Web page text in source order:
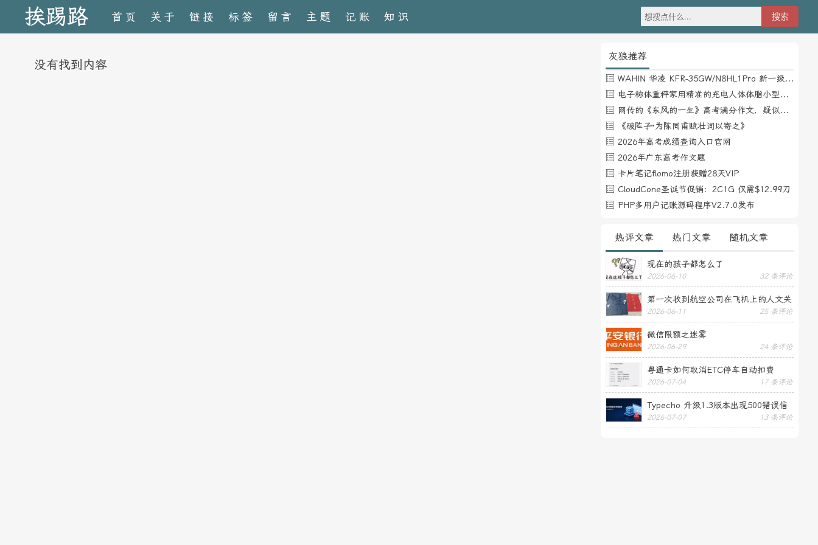
挨踢路 首页 关于 链接 标签 留言 主题 记账 知识
没有找到内容
灰狼推荐
WAHIN 华凌 KFR-35GW/N8HL1Pro 新一级能效 壁挂式空调 1.5匹
电子称体重秤家用精准的充电人体体脂小型称重支持HUAWEI HiLink
网传的《东风的一生》高考满分作文，疑似自媒体或其他渠道炒作
《破阵子·为陈同甫赋壮词以寄之》
2026年高考成绩查询入口官网
2026年广东高考作文题
卡片笔记flomo注册获赠28天VIP
CloudCone圣诞节促销：2C1G 仅需$12.99刀
PHP多用户记账源码程序V2.7.0发布
热评文章 热门文章 随机文章
现在的孩子都怎么了
2026-06-10 32 条评论
第一次收到航空公司在飞机上的人文关
怀——送生日贺卡
2026-06-11 25 条评论
微信限额之迷雾
2026-06-29 24 条评论
粤通卡如何取消ETC停车自动扣费
2026-07-04 17 条评论
Typecho 升级1.3版本出现500错误信
息
2026-07-07 13 条评论